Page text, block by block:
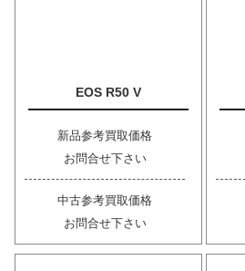
EOS R50 V
新品参考買取価格
お問合せ下さい
中古参考買取価格
お問合せ下さい